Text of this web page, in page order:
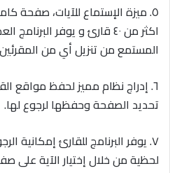
٥. ميزة الإستماع للآيات، صفحة
اكثر من ٤٠ قارئ و يوفر
المستمع من تنزيل أي من
٦. إدراج نظام مميز لحفظ مواقع
تحديد الصفحة وحفظها لرجوع لها.
٧. يوفر البرنامج للقارئ إمكانية
لحظية من خلال إختيار الآية